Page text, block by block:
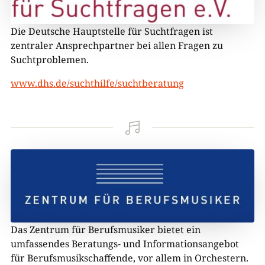
Die Deutsche Hauptstelle für Suchtfragen ist
zentraler Ansprechpartner bei allen Fragen zu
Suchtproblemen.
www.dhs.de/suchthilfe/suchtberatung

Das Zentrum für Berufsmusiker bietet ein
umfassendes Beratungs- und Informationsangebot
für Berufsmusikschaffende, vor allem in Orchestern.